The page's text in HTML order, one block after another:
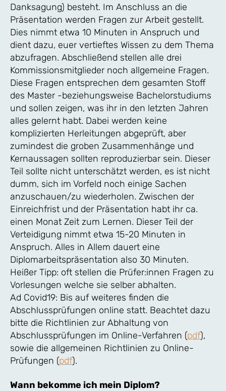
Danksagung) besteht. Im Anschluss an die
Präsentation werden Fragen zur Arbeit gestellt.
Dies nimmt etwa 10 Minuten in Anspruch und
dient dazu, euer vertieftes Wissen zu dem Thema
abzufragen. Abschließend stellen alle drei
Kommissionsmitglieder noch allgemeine Fragen.
Diese Fragen entsprechen dem gesamten Stoff
des Master -beziehungsweise Bachelorstudiums
und sollen zeigen, was ihr in den letzten Jahren
alles gelernt habt. Dabei werden keine
komplizierten Herleitungen abgeprüft, aber
zumindest die groben Zusammenhänge und
Kernaussagen sollten reproduzierbar sein. Dieser
Teil sollte nicht unterschätzt werden, es ist nicht
dumm, sich im Vorfeld noch einige Sachen
anzuschauen/zu wiederholen. Zwischen der
Einreichfrist und der Präsentation habt ihr ca.
einen Monat Zeit zum Lernen. Dieser Teil der
Verteidigung nimmt etwa 15-20 Minuten in
Anspruch. Alles in Allem dauert eine
Diplomarbeitspräsentation also 30 Minuten.
Heißer Tipp: oft stellen die Prüfer:innen Fragen zu
Vorlesungen welche sie selber abhalten.
Ad Covid19: Bis auf weiteres finden die
Abschlussprüfungen online statt. Beachtet dazu
bitte die Richtlinien zur Abhaltung von
Abschlussprüfungen im Online-Verfahren (pdf),
sowie die allgemeinen Richtlinien zu Online-
Prüfungen (pdf).
Wann bekomme ich mein Diplom?